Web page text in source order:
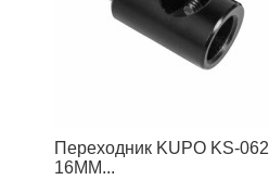
Переходник KUPO KS-062
16MM...